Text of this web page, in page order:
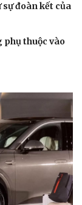
sự đoàn kết của
phụ thuộc vào